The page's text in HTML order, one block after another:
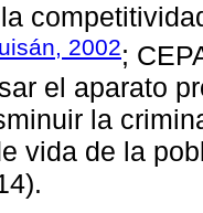
2002;
el aparato
la
vida de la